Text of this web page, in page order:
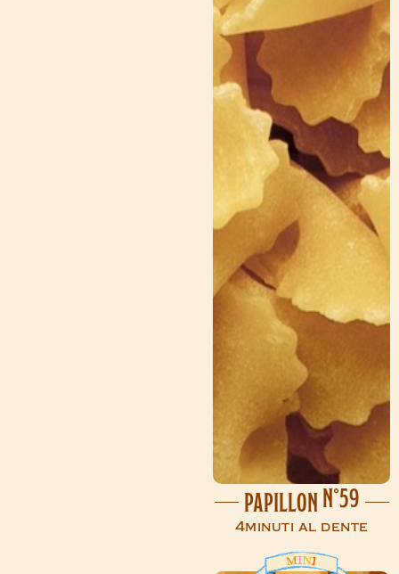
PAPILLONN°59
4minuti al dente